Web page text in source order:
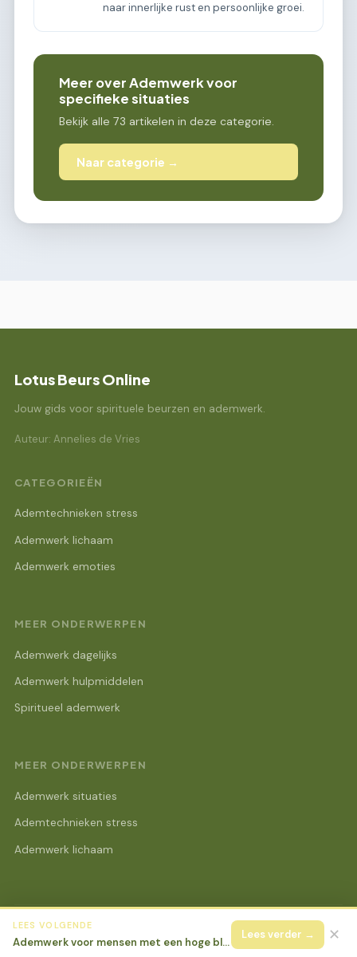
naar innerlijke rust en persoonlijke groei.
Meer over Ademwerk voor
specifieke situaties
Bekijk alle 73 artikelen in deze categorie.
Naar categorie →
Lotus Beurs Online
Jouw gids voor spirituele beurzen en ademwerk.
Auteur: Annelies de Vries
CATEGORIEËN
Ademtechnieken stress
Ademwerk lichaam
Ademwerk emoties
MEER ONDERWERPEN
Ademwerk dagelijks
Ademwerk hulpmiddelen
Spiritueel ademwerk
MEER ONDERWERPEN
Ademwerk situaties
Ademtechnieken stress
Ademwerk lichaam
© 2026 Lotus Beurs Online Alle rechten voorbehouden.
LEES VOLGENDE
Ademwerk voor mensen met een hoge bloeddruk: veilige technieken
Lees verder → ✕